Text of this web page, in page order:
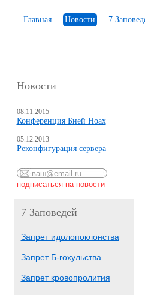
Главная Новости 7
Новости
08.11.2015
Конференция Бней Ноах
05.12.2013
Реконфигурация сервера
7 Заповедей
Запрет идолопоклонства
Запрет Б-гохульства
Запрет кровопролития